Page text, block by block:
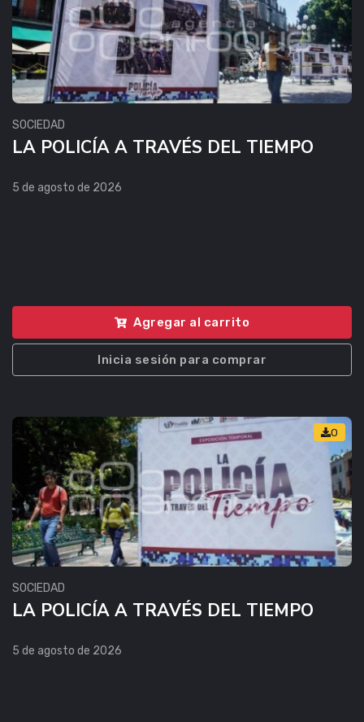
SOCIEDAD
LA POLICÍA A TRAVÉS DEL TIEMPO
5 de agosto de 2026
Agregar al carrito
Inicia sesión para comprar
0
SOCIEDAD
LA POLICÍA A TRAVÉS DEL TIEMPO
5 de agosto de 2026